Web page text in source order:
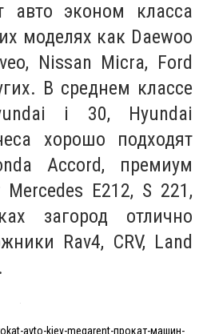
авто эконом класса
моделях как Daewoo
Nissan Micra, Ford
В среднем классе
i 30, Hyundai
хорошо подходят
Accord, премиум
Mercedes E212, S 221,
загород отлично
Rav4, CRV, Land
avto-kiev-megarent-прокат-машин-